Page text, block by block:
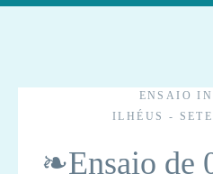
ENSAIO
ILHÉUS -
❧Ensaio de